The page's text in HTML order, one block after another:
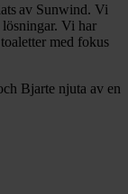
av Sunwind. Vi
Vi har
med fokus
Bjarte njuta av en